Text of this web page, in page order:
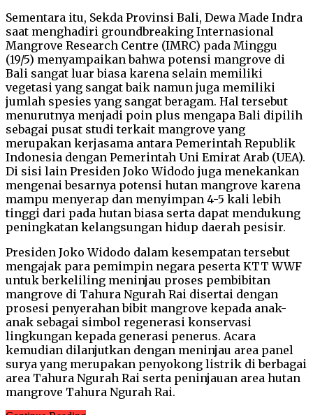
Sementara itu, Sekda Provinsi Bali, Dewa Made Indra
saat menghadiri groundbreaking Internasional
Mangrove Research Centre (IMRC) pada Minggu
(19/5) menyampaikan bahwa potensi mangrove di
Bali sangat luar biasa karena selain memiliki
vegetasi yang sangat baik namun juga memiliki
jumlah spesies yang sangat beragam. Hal tersebut
menurutnya menjadi poin plus mengapa Bali dipilih
sebagai pusat studi terkait mangrove yang
merupakan kerjasama antara Pemerintah Republik
Indonesia dengan Pemerintah Uni Emirat Arab (UEA).
Di sisi lain Presiden Joko Widodo juga menekankan
mengenai besarnya potensi hutan mangrove karena
mampu menyerap dan menyimpan 4-5 kali lebih
tinggi dari pada hutan biasa serta dapat mendukung
peningkatan kelangsungan hidup daerah pesisir.
Presiden Joko Widodo dalam kesempatan tersebut
mengajak para pemimpin negara peserta KTT WWF
untuk berkeliling meninjau proses pembibitan
mangrove di Tahura Ngurah Rai disertai dengan
prosesi penyerahan bibit mangrove kepada anak-
anak sebagai simbol regenerasi konservasi
lingkungan kepada generasi penerus. Acara
kemudian dilanjutkan dengan meninjau area panel
surya yang merupakan penyokong listrik di berbagai
area Tahura Ngurah Rai serta peninjauan area hutan
mangrove Tahura Ngurah Rai.